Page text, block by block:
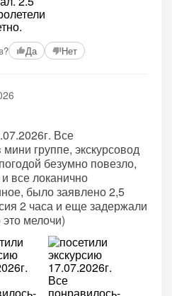
Да Нет
Все
группе, экскурсовод
безумно повезло,
все локанично
было заявлено 2,5
2 часа и еще задержали
мелочи)